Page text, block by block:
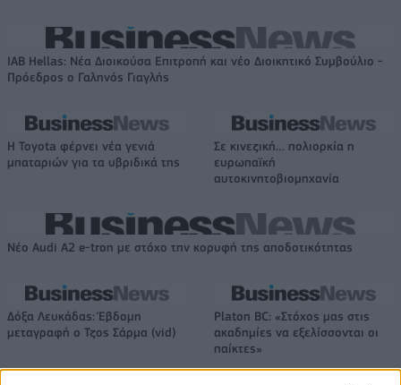
IAB Hellas: Νέα Διοικούσα Επιτροπή και νέο Διοικητικό Συμβούλιο -
Πρόεδρος ο Γαληνός Γιαγλής
Η Toyota φέρνει νέα γενιά
μπαταριών για τα υβριδικά της
Σε κινεζική… πολιορκία η
ευρωπαϊκή
αυτοκινητοβιομηχανία
Νέο Audi A2 e-tron με στόχο την κορυφή της αποδοτικότητας
Δόξα Λευκάδας: Έβδομη
μεταγραφή ο Τζος Σάρμα (vid)
Platon BC: «Στόχος μας στις
ακαδημίες να εξελίσσονται οι
παίκτες»